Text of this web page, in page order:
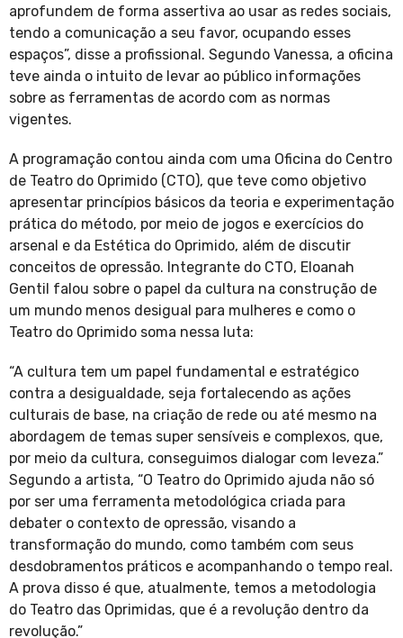
aprofundem de forma assertiva ao usar as redes sociais,
tendo a comunicação a seu favor, ocupando esses
espaços”, disse a profissional. Segundo Vanessa, a oficina
teve ainda o intuito de levar ao público informações
sobre as ferramentas de acordo com as normas
vigentes.
A programação contou ainda com uma Oficina do Centro
de Teatro do Oprimido (CTO), que teve como objetivo
apresentar princípios básicos da teoria e experimentação
prática do método, por meio de jogos e exercícios do
arsenal e da Estética do Oprimido, além de discutir
conceitos de opressão. Integrante do CTO, Eloanah
Gentil falou sobre o papel da cultura na construção de
um mundo menos desigual para mulheres e como o
Teatro do Oprimido soma nessa luta:
“A cultura tem um papel fundamental e estratégico
contra a desigualdade, seja fortalecendo as ações
culturais de base, na criação de rede ou até mesmo na
abordagem de temas super sensíveis e complexos, que,
por meio da cultura, conseguimos dialogar com leveza.”
Segundo a artista, “O Teatro do Oprimido ajuda não só
por ser uma ferramenta metodológica criada para
debater o contexto de opressão, visando a
transformação do mundo, como também com seus
desdobramentos práticos e acompanhando o tempo real.
A prova disso é que, atualmente, temos a metodologia
do Teatro das Oprimidas, que é a revolução dentro da
revolução.”